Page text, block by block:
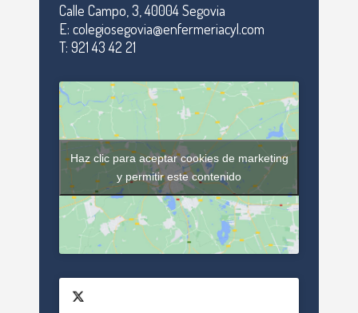
Calle Campo, 3, 40004 Segovia
E: colegiosegovia@enfermeriacyl.com
T: 921 43 42 21
Haz clic para aceptar cookies de marketing
y permitir este contenido